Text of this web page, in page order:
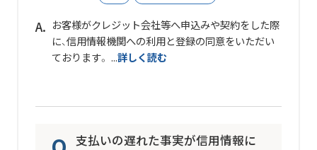
お客様がクレジット会社等へ申込みや契約をした際
に、信用情報機関への利用と登録の同意をいただい
ております。 ...詳しく読む
支払いの遅れた事実が信用情報に